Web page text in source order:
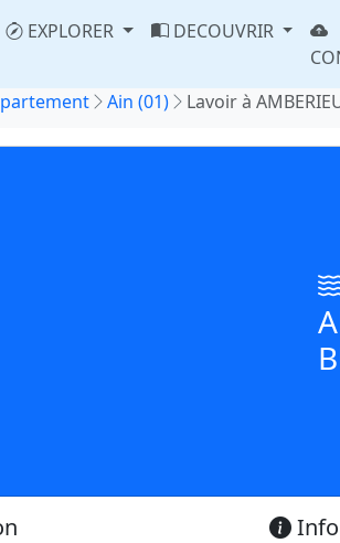
EXPLORER
DECOUVRIR
Ain (01) Lavoir à